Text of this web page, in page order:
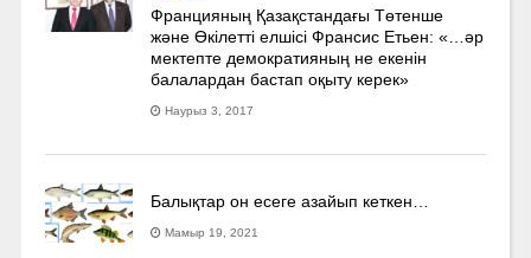
Францияның Қазақстандағы Төтенше
және Өкілетті елшісі Франсис Етьен: «…әр
мектепте демократияның не екенін
балалардан бастап оқыту керек»
Наурыз 3, 2017
Балықтар он есеге азайып кеткен…
Мамыр 19, 2021